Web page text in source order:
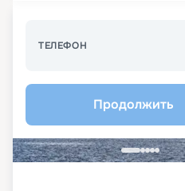
ТЕЛЕФОН
Продолжить